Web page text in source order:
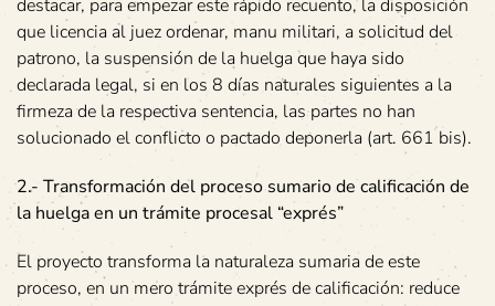
destacar, para empezar este rápido recuento, la disposición
que licencia al juez ordenar, manu militari, a solicitud del
patrono, la suspensión de la huelga que haya sido
declarada legal, si en los 8 días naturales siguientes a la
firmeza de la respectiva sentencia, las partes no han
solucionado el conflicto o pactado deponerla (art. 661 bis).
2.- Transformación del proceso sumario de calificación de
la huelga en un trámite procesal “exprés”
El proyecto transforma la naturaleza sumaria de este
proceso, en un mero trámite exprés de calificación: reduce